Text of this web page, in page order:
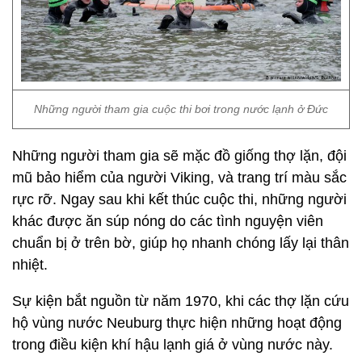
Những người tham gia cuộc thi bơi trong nước lạnh ở Đức
Những người tham gia sẽ mặc đồ giống thợ lặn, đội
mũ bảo hiểm của người Viking, và trang trí màu sắc
rực rỡ. Ngay sau khi kết thúc cuộc thi, những người
khác được ăn súp nóng do các tình nguyện viên
chuẩn bị ở trên bờ, giúp họ nhanh chóng lấy lại thân
nhiệt.
Sự kiện bắt nguồn từ năm 1970, khi các thợ lặn cứu
hộ vùng nước Neuburg thực hiện những hoạt động
trong điều kiện khí hậu lạnh giá ở vùng nước này.